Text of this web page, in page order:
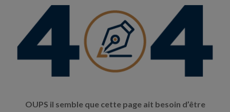
OUPS il semble que cette page ait besoin d’être